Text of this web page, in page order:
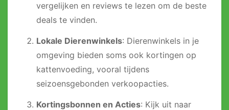
vergelijken en reviews te lezen om de beste
deals te vinden.
Lokale Dierenwinkels: Dierenwinkels in je
omgeving bieden soms ook kortingen op
kattenvoeding, vooral tijdens
seizoensgebonden verkoopacties.
Kortingsbonnen en Acties: Kijk uit naar